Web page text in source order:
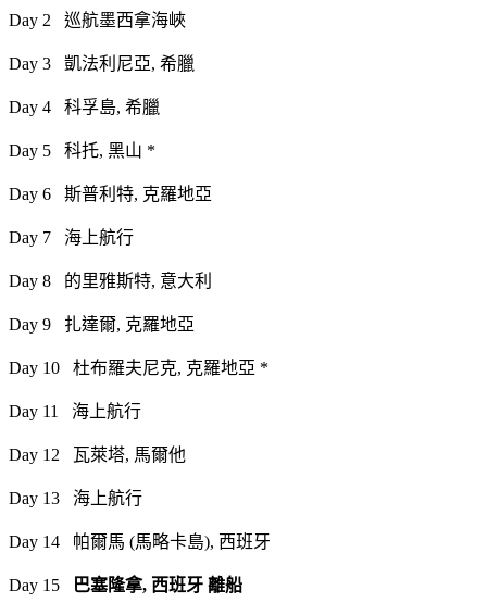
Day 2 巡航墨西拿海峽
Day 3 凱法利尼亞, 希臘
Day 4 科孚島, 希臘
Day 5 科托, 黑山 *
Day 6 斯普利特, 克羅地亞
Day 7 海上航行
Day 8 的里雅斯特, 意大利
Day 9 扎達爾, 克羅地亞
Day 10 杜布羅夫尼克, 克羅地亞 *
Day 11 海上航行
Day 12 瓦萊塔, 馬爾他
Day 13 海上航行
Day 14 帕爾馬 (馬略卡島), 西班牙
Day 15 巴塞隆拿, 西班牙 離船